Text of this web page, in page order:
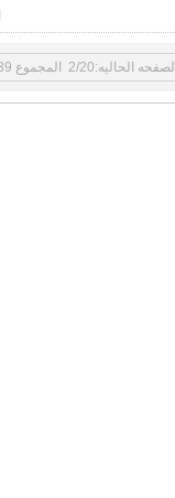
الصفحه الحاليه:2/20 المجموع 239 العناصر